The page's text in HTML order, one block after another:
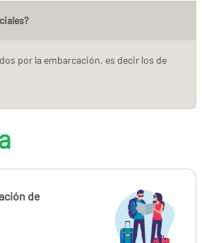
por la embarcación, es decir los de
de